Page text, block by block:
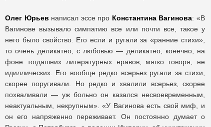
Олег Юрьев написал эссе про Константина Вагинова: «В
Вагинове вызывало симпатию все или почти все, такое у
него было свойство. Его если и ругали за «ранние стихи»,
то очень деликатно, с любовью — деликатно, конечно, на
фоне тогдашних литературных нравов, мягко говоря, не
идиллических. Его вообще редко всерьез ругали за стихи,
скорее поругивали. Но редко и хвалили всерьез, скорее
похваливали — уж больно он казался несвоевременным,
неактуальным, некрупным». «У Вагинова есть свой миф, и
он его напряженно переживает. Он постоянно думает о